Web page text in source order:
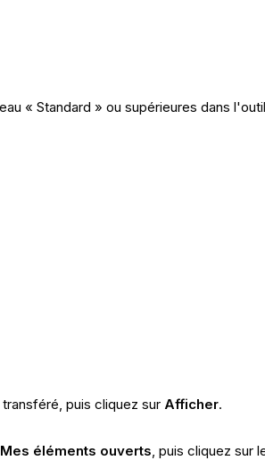
« Standard » ou supérieures dans
puis cliquez sur Afficher.
Mes éléments ouverts, puis cliquez sur